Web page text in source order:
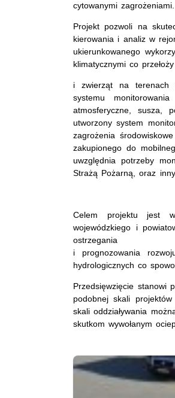
cytowanymi zagrożeniami.
Projekt pozwoli na
kierowania i analiz w
ukierunkowanego
klimatycznymi co
i zwierząt na terenach
systemu
atmosferyczne, susza,
utworzony system
zagrożenia
zakupionego do
uwzględnia potrzeby
Strażą Pożarną, oraz
Celem projektu jest
wojewódzkiego i
ostrzegania
i prognozowania
hydrologicznych co
Przedsięwzięcie stanowi
podobnej skali
skali oddziaływania
skutkom wywołanym